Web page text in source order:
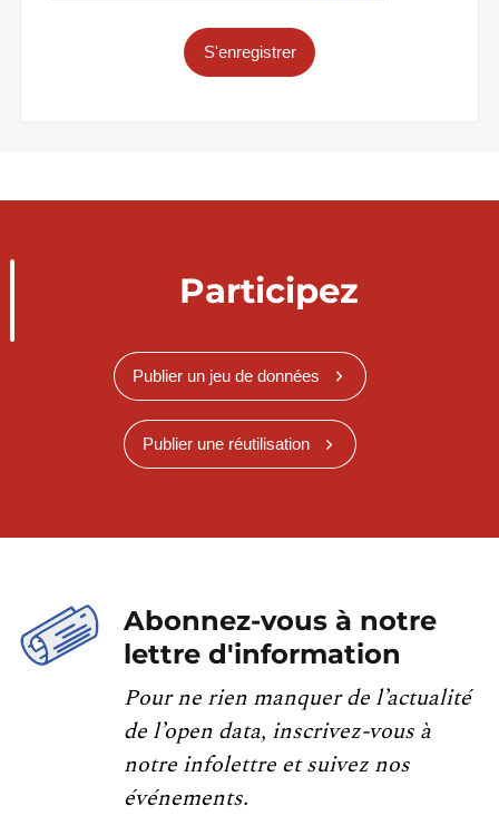
S'enregistrer
Participez
Publier un jeu de données
Publier une réutilisation
Abonnez-vous à notre
lettre d'information
Pour ne rien manquer de l’actualité
de l’open data, inscrivez-vous à
notre infolettre et suivez nos
événements.